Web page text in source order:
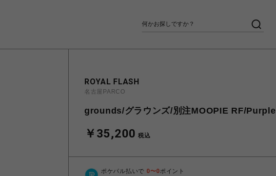
ROYAL FLASH
名古屋PARCO
grounds/グラウンズ/別注MOOPIE RF/Purple
￥35,200 税込
ポケパル払いで 0〜0ポイント